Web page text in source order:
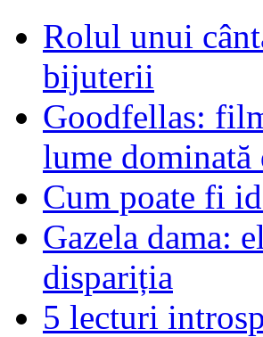
Rolul unui
bijuterii
Goodfellas:
lume dominată
Cum poate fi
Gazela dama:
dispariția
5 lecturi